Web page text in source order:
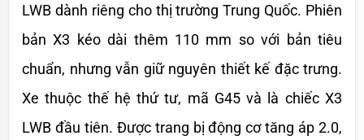
LWB dành riêng cho thị trường Trung Quốc. Phiên
bản X3 kéo dài thêm 110 mm so với bản tiêu
chuẩn, nhưng vẫn giữ nguyên thiết kế đặc trưng.
Xe thuộc thế hệ thứ tư, mã G45 và là chiếc X3
LWB đầu tiên. Được trang bị động cơ tăng áp 2.0,